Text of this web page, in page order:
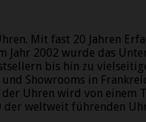
Mit fast 20 Jahren
Jahr 2002 wurde das
bis hin zu
Showrooms in
Uhren wird von
weltweit führenden